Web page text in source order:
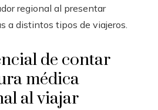
regional al presentar
a distintos tipos de viajeros.
de contar
médica
al viajar